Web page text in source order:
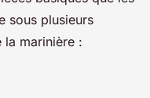
sous plusieurs
marinière :